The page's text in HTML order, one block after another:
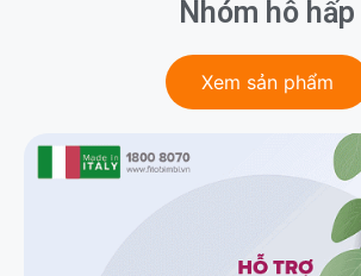
Nhóm hô hấp
Xem sản phẩm